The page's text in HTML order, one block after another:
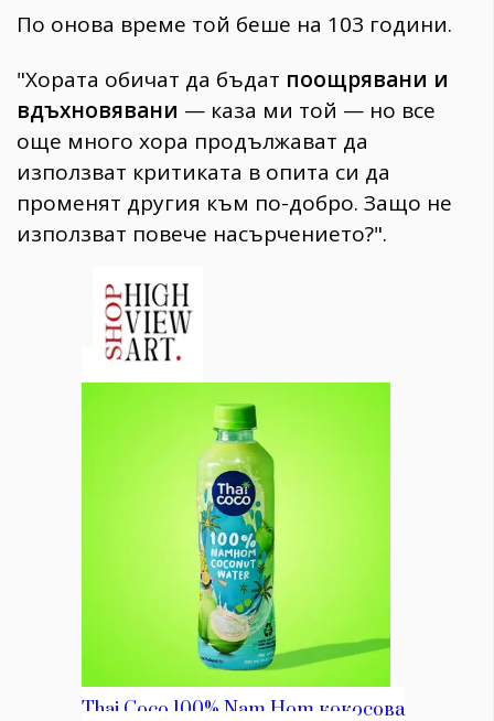
По онова време той беше на 103 години.
"Хората обичат да бъдат поощрявани и
вдъхновявани — каза ми той — но все
още много хора продължават да
използват критиката в опита си да
променят другия към по-добро. Защо не
използват повече насърчението?".